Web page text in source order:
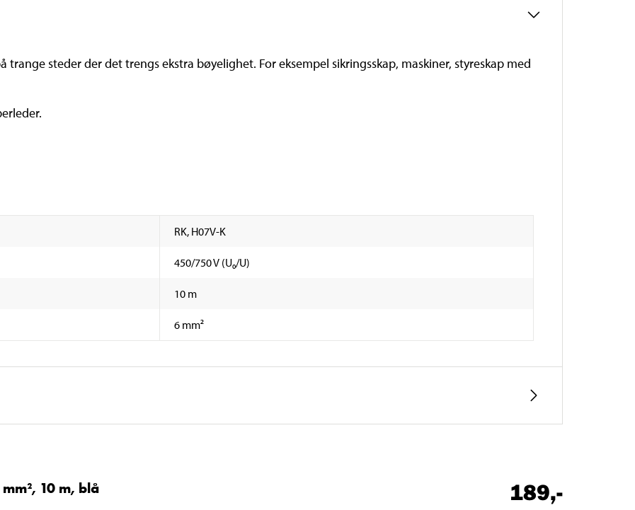
steder der det trengs ekstra bøyelighet. For eksempel sikringsskap, maskiner, styreskap med
RK, H07V-K
450/750 V (U₀/U)
10 m
6 mm²
10 m, blå 189,-